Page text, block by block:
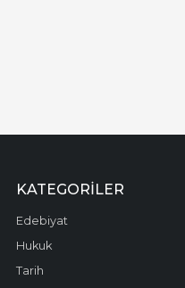
KATEGORILER
Edebiyat
Hukuk
Tarih